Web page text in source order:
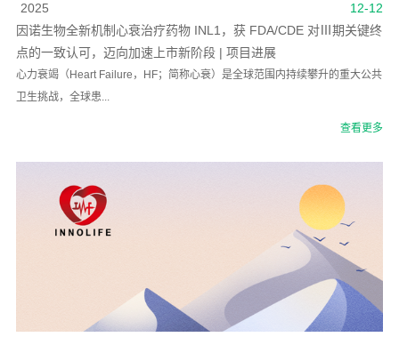
12-12
2025
因诺生物全新机制心衰治疗药物 INL1，获 FDA/CDE 对Ⅲ期关键终
点的一致认可，迈向加速上市新阶段 | 项目进展
心力衰竭（Heart Failure，HF；简称心衰）是全球范围内持续攀升的重大公共
卫生挑战，全球患...
查看更多